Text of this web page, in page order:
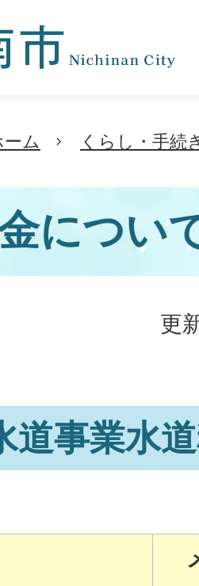
ーム くらし・手続
につい
更
道事業水